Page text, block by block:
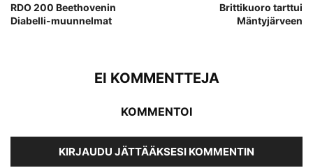
RDO 200 Beethovenin
Diabelli-muunnelmat
Brittikuoro tarttui
Mäntyjärveen
EI KOMMENTTEJA
KOMMENTOI
KIRJAUDU JÄTTÄÄKSESI KOMMENTIN